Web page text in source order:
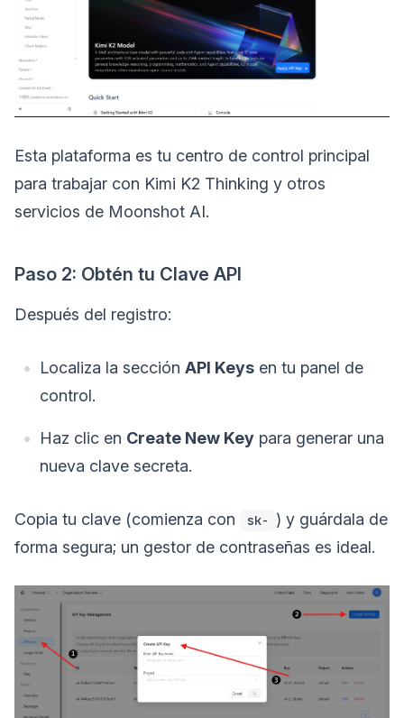
Esta plataforma es tu centro de control principal
para trabajar con Kimi K2 Thinking y otros
servicios de Moonshot AI.
Paso 2: Obtén tu Clave API
Después del registro:
Localiza la sección API Keys en tu panel de
control.
Haz clic en Create New Key para generar una
nueva clave secreta.
Copia tu clave (comienza con sk-
) y guárdala de
forma segura; un gestor de contraseñas es ideal.